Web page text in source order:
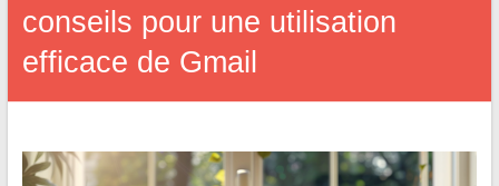
conseils pour une utilisation
efficace de Gmail